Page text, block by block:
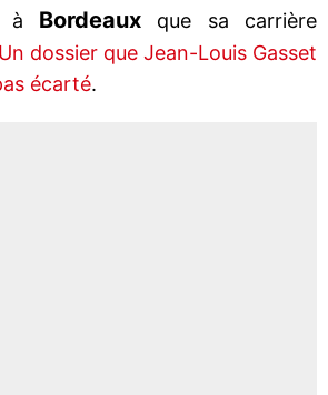
à Bordeaux que sa carrière
Un dossier que Jean-Louis Gasset
écarté.